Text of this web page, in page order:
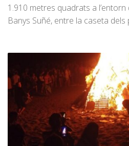
1.910 metres quadrats a
Banys Suñé, entre la caseta